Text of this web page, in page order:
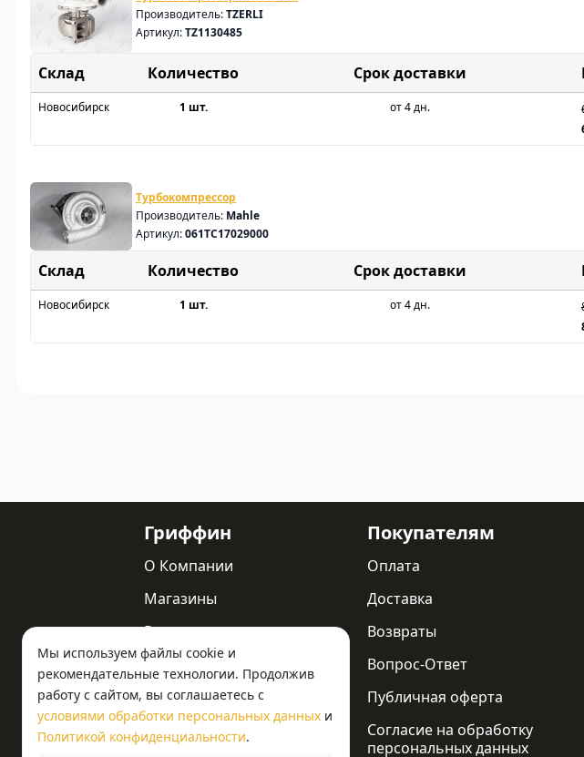
Производитель:TZERLI
Артикул:TZ1130485
Склад Срок доставки
Новосибирск 1 шт. от 4 дн.
Турбокомпрессор
Производитель: Mahle
Артикул:061TC17029000
Склад Срок доставки
Новосибирск 1 шт. от 4 дн.
Мы используем файлы cookie и
рекомендательные технологии. Продолжив
работу с сайтом, вы соглашаетесь с
условиями обработки персональных данных и
Политикой конфиденциальности.
Гриффин
О Компании
Магазины
Реквизиты
Статьи
Новости
Контакты
Покупателям
Оплата
Доставка
Возвраты
Вопрос-Ответ
Публичная оферта
Согласие на обработку
персональных данных